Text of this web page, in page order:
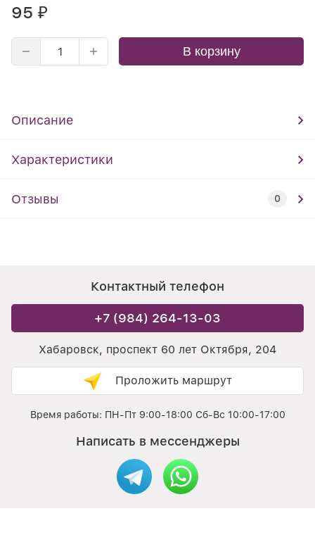
95 ₽
В корзину
Описание
Характеристики
Отзывы 0
Контактный телефон
+7 (984) 264-13-03
Хабаровск, проспект 60 лет Октября, 204
Проложить маршрут
Время работы: ПН-Пт 9:00-18:00 Сб-Вс 10:00-17:00
Написать в мессенджеры